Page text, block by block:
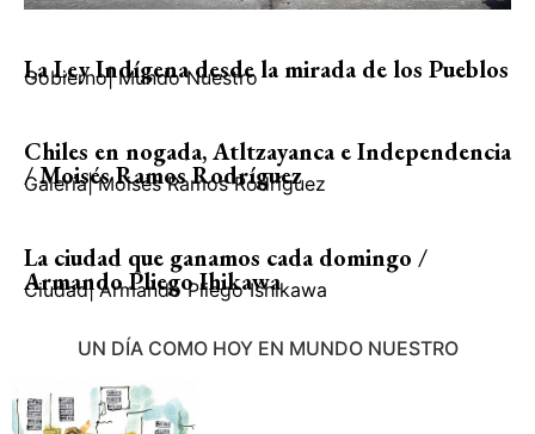
La Ley Indígena desde la mirada de los Pueblos
Gobierno| Mundo Nuestro
Chiles en nogada, Atltzayanca e Independencia
/ Moisés Ramos Rodríguez
Galería| Moisés Ramos Rodríguez
La ciudad que ganamos cada domingo /
Armando Pliego Ihikawa
Ciudad| Armando Pliego Ishikawa
UN DÍA COMO HOY EN MUNDO NUESTRO